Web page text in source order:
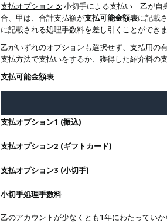
支払オプション 3: 小切手による支払い 乙が自
合、甲は、合計支払額が支払可能金額表に記載
に記載される処理手数料を差し引くことができま
乙がいずれのオプションも選択せず、支払用の
支払方法で支払いをするか、獲得した紹介料の
支払可能金額表
支払オプション1 (振込)
支払オプション2 (ギフトカード)
支払オプション3 (小切手)
小切手処理手数料
乙のアカウントが少なくとも1年にわたってい